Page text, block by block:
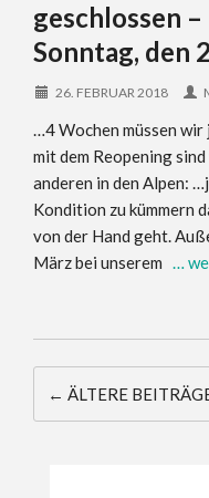
geschlossen
Sonntag, den
26. FEBRUAR 2018
…4 Wochen müssen
mit dem Reopening
anderen in den Alpen:
Kondition zu kümmern
von der Hand geht.
März bei unserem …
← ÄLTERE